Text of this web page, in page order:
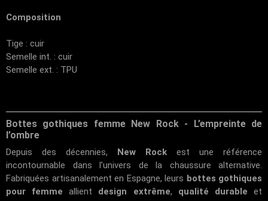
Composition
Tige : cuir
Semelle int. : cuir
Semelle ext. : TPU
Bottes gothiques femme New Rock - L’empreinte de
l’ombre
Depuis des décennies, New Rock est une référence
incontournable dans l’univers de la chaussure alternative.
Fabriquées artisanalement en Espagne, leurs bottes gothiques
pour femme allient design extrême, qualité durable et